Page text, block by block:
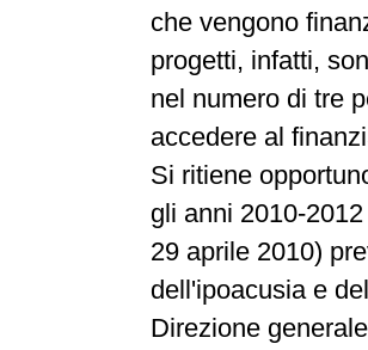
che vengono
progetti, infatti,
nel numero di tre
accedere al
Si ritiene
gli anni 2010-
29 aprile 2010)
dell'ipoacusia e
Direzione